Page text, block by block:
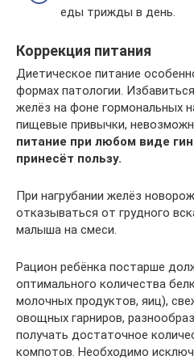
еды трижды в день.
Коррекция питания
Диетическое питание
формах патологии.
желёз на фоне гормональных
пищевые привычки,
питание при любом виде
принесёт пользу.
При нагрубании желёз
отказываться от грудного
малыша на смеси.
Рацион ребёнка постарше
оптимального количества
молочных продуктов, яиц),
овощных гарниров,
получать достаточное
компотов. Необходимо